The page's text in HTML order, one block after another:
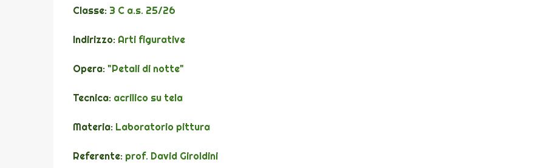
Classe: 3 C a.s. 25/26
Indirizzo: Arti figurative
Opera: "Petali di notte"
Tecnica: acrilico su tela
Materia: Laboratorio pittura
Referente: prof. David Giroldini